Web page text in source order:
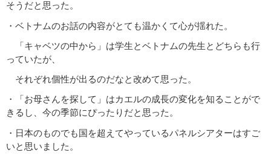
そうだと思った。
・ベトナムのお話の内容がとても温かくて心が揺れた。
「キャベツの中から」は学生とベトナムの先生とどちらも行
っていたが、
それぞれ個性が出るのだなと改めて思った。
・「お母さんを探して」はカエルの成長の変化を知ることがで
きるし、今の季節にぴったりだと思った。
・日本のものでも国を超えてやっているパネルシアターはすご
いと思いました。